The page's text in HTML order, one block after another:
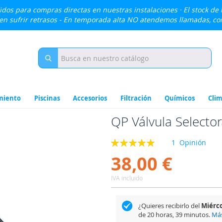
para compras directas en nuestras instalaciones · El stock
sufrir retrasos - En temporada alta NO atendemos llamadas,
Piscinas Accesorios Filtración Químicos
QP Válvula
Valoración:
1 Opinión
38,00 €
IVA incluido
¿Quieres recibirlo del
de20 horas, 39 minutos.